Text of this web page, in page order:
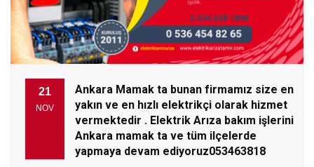
21
NOV
Ankara Mamak ta bunan firmamız size en
yakın ve en hızlı elektrikçi olarak hizmet
vermektedir . Elektrik Arıza bakım işlerini
Ankara mamak ta ve tüm ilçelerde
yapmaya devam ediyoruz053463818